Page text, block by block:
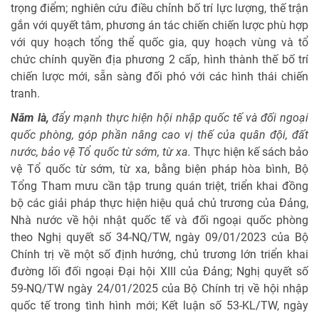
trọng điểm; nghiên cứu điều chỉnh bố trí lực lượng, thế trận
gắn với quyết tâm, phương án tác chiến chiến lược phù hợp
với quy hoạch tổng thể quốc gia, quy hoạch vùng và tổ
chức chính quyền địa phương 2 cấp, hình thành thế bố trí
chiến lược mới, sẵn sàng đối phó với các hình thái chiến
tranh.
Năm là, đẩy mạnh thực hiện hội nhập quốc tế và đối ngoại
quốc phòng, góp phần nâng cao vị thế của quân đội, đất
nước, bảo vệ Tổ quốc từ sớm, từ xa. Thực hiện kế sách bảo
vệ Tổ quốc từ sớm, từ xa, bằng biện pháp hòa bình, Bộ
Tổng Tham mưu cần tập trung quán triệt, triển khai đồng
bộ các giải pháp thực hiện hiệu quả chủ trương của Đảng,
Nhà nước về hội nhật quốc tế và đối ngoại quốc phòng
theo Nghị quyết số 34-NQ/TW, ngày 09/01/2023 của Bộ
Chính trị về một số định hướng, chủ trương lớn triển khai
đường lối đối ngoại Đại hội XIII của Đảng; Nghị quyết số
59-NQ/TW ngày 24/01/2025 của Bộ Chính trị về hội nhập
quốc tế trong tình hình mới; Kết luận số 53-KL/TW, ngày